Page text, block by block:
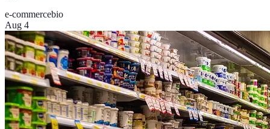
e-commercebio
Aug 4